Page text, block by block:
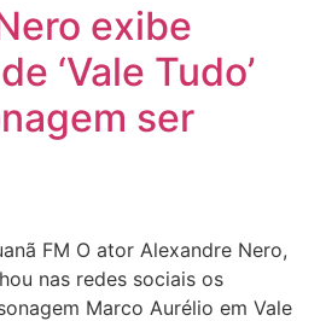
exibe
‘Vale Tudo’
ser
FM O ator Alexandre Nero,
nas redes sociais os
Marco Aurélio em Vale